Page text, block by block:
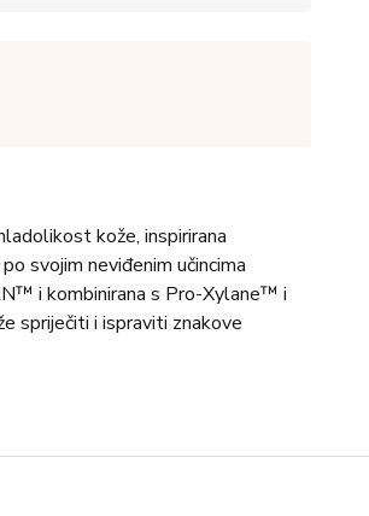
kože, inspirirana
svojim neviđenim učincima
i kombinirana s Pro-Xylane™ i
spriječiti i ispraviti znakove